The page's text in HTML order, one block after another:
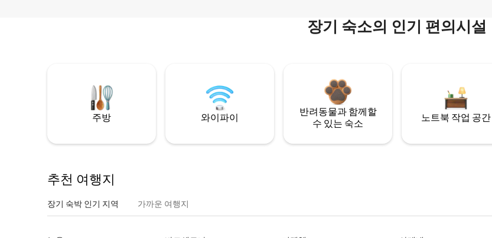
장기 숙소의 인기 편의시설
주방 와이파이
반려동물과 함께할
수 있는 숙소
노트북 작업 공간
추천 여행지
장기 숙박 인기 지역 가까운 여행지